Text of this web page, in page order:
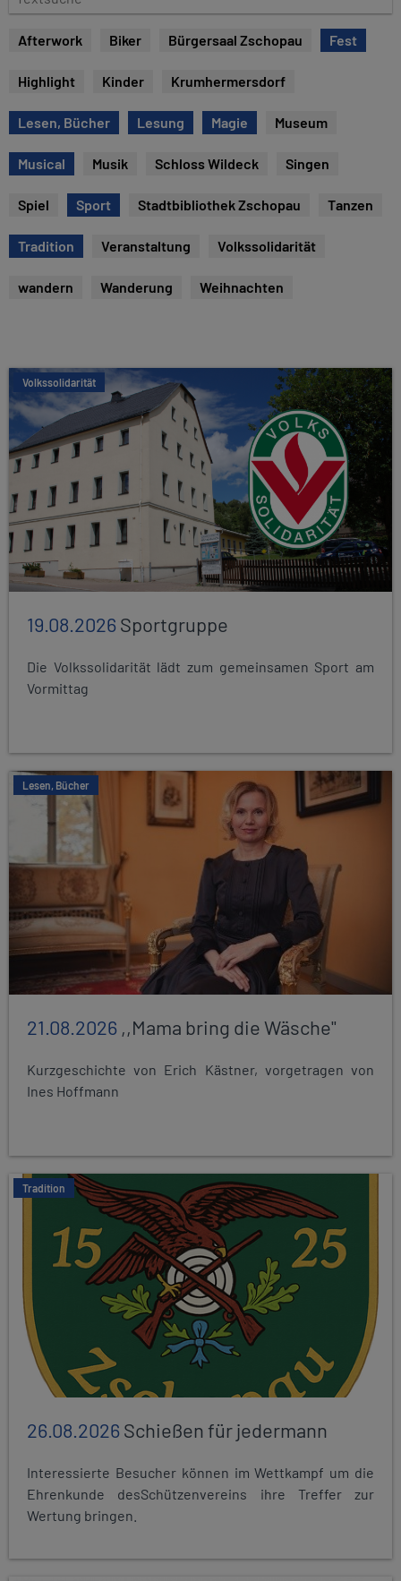
e
c
e
Afterwork Biker Bürgersaal Zschopau Fest
Highlight Kinder Krumhermersdorf
Lesen, Bücher Lesung Magie Museum
Musical Musik Schloss Wildeck Singen
Spiel Sport Stadtbibliothek Zschopau Tanzen
Tradition Veranstaltung Volkssolidarität
wandern Wanderung Weihnachten
Volkssolidarität
19.08.2026Sportgruppe
Die Volkssolidarität lädt zum gemeinsamen Sport am
Vormittag
Lesen, Bücher
21.08.2026 ,,Mama bring die Wäsche"
Kurzgeschichte von Erich Kästner, vorgetragen von
Ines Hoffmann
Tradition
26.08.2026Schießen für jedermann
Interessierte Besucher können im Wettkampf um die
Ehrenkunde desSchützenvereins ihre Treffer zur
Wertung bringen.